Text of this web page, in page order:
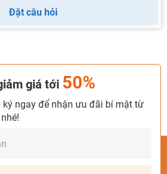
Đặt câu hỏi
giá tới 50%
ký ngay để nhận ưu đãi bí mật từ